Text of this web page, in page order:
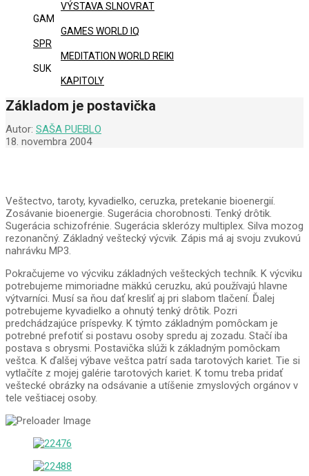
VÝSTAVA SLNOVRAT
GAM
GAMES WORLD IQ
SPR
MEDITATION WORLD REIKI
SUK
KAPITOLY
Základom je postavička
Autor: SAŠA PUEBLO
18. novembra 2004
Veštectvo, taroty, kyvadielko, ceruzka, pretekanie bioenergií.
Zosávanie bioenergie. Sugerácia chorobnosti. Tenký drôtik.
Sugerácia schizofrénie. Sugerácia sklerózy multiplex. Silva mozog
rezonančný. Základný veštecký výcvik. Zápis má aj svoju zvukovú
nahrávku MP3.
Pokračujeme vo výcviku základných vešteckých techník. K výcviku
potrebujeme mimoriadne mäkkú ceruzku, akú používajú hlavne
výtvarníci. Musí sa ňou dať kresliť aj pri slabom tlačení. Ďalej
potrebujeme kyvadielko a ohnutý tenký drôtik. Pozri
predchádzajúce príspevky. K týmto základným pomôckam je
potrebné prefotiť si postavu osoby spredu aj zozadu. Stačí iba
postava s obrysmi. Postavička slúži k základným pomôckam
veštca. K ďalšej výbave veštca patrí sada tarotových kariet. Tie si
vytlačíte z mojej galérie tarotových kariet. K tomu treba pridať
veštecké obrázky na odsávanie a utíšenie zmyslových orgánov v
tele veštiacej osoby.